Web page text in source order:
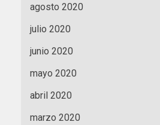
agosto 2020
julio 2020
junio 2020
mayo 2020
abril 2020
marzo 2020